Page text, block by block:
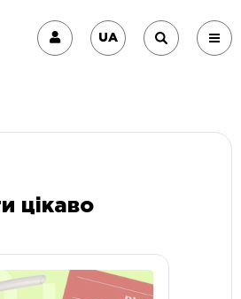
UA
цікаво